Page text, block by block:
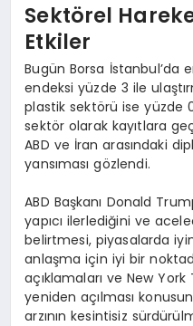
Sektörel
Etkiler
Bugün Borsa İstanbul’da
endeksi yüzde 3 ile
plastik sektörü ise yüzde
sektör olarak kayıtlara
ABD ve İran arasındaki
yansıması gözlendi.
ABD Başkanı Donald
yapıcı ilerlediğini ve
belirtmesi, piyasalarda
anlaşma için iyi bir
açıklamaları ve New York
yeniden açılması
arzının kesintisiz